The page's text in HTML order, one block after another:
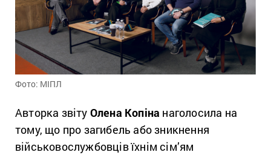
Фото: МІПЛ
Авторка звіту Олена Копіна наголосила на
тому, що про загибель або зникнення
військовослужбовців їхнім сім’ям